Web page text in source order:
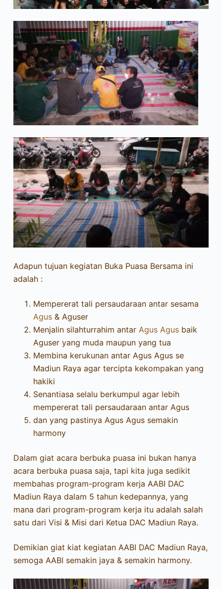
Adapun tujuan kegiatan Buka Puasa Bersama ini
adalah :
Mempererat tali persaudaraan antar sesama
Agus& Aguser
Menjalin silahturrahim antar Agus Agusbaik
Aguser yang muda maupun yang tua
Membina kerukunan antar Agus Agus se
Madiun Raya agar tercipta kekompakan yang
hakiki
Senantiasa selalu berkumpul agar lebih
mempererat tali persaudaraan antar Agus
dan yang pastinya Agus Agus semakin
harmony
Dalam giat acara berbuka puasa ini bukan hanya
acara berbuka puasa saja, tapi kita juga sedikit
membahas program-program kerja AABI DAC
Madiun Raya dalam 5 tahun kedepannya, yang
mana dari program-program kerja itu adalah salah
satu dari Visi & Misi dari Ketua DAC Madiun Raya.
Demikian giat kiat kegiatan AABI DAC Madiun Raya,
semoga AABI semakin jaya & semakin harmony.